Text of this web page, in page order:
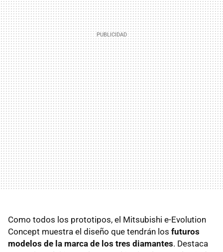
Como todos los prototipos, el Mitsubishi e-Evolution
Concept muestra el diseño que tendrán los futuros
modelos de la marca de los tres diamantes. Destaca